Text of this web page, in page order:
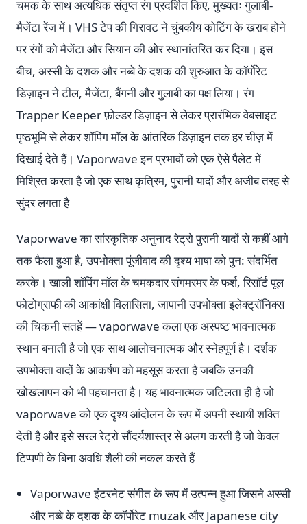
चमक के साथ अत्यधिक संतृप्त रंग प्रदर्शित किए, मुख्यतः गुलाबी-
मैजेंटा रेंज में। VHS टेप की गिरावट ने चुंबकीय कोटिंग के खराब होने
पर रंगों को मैजेंटा और सियान की ओर स्थानांतरित कर दिया। इस
बीच, अस्सी के दशक और नब्बे के दशक की शुरुआत के कॉर्पोरेट
डिज़ाइन ने टील, मैजेंटा, बैंगनी और गुलाबी का पक्ष लिया। रंग
Trapper Keeper फ़ोल्डर डिज़ाइन से लेकर प्रारंभिक वेबसाइट
पृष्ठभूमि से लेकर शॉपिंग मॉल के आंतरिक डिज़ाइन तक हर चीज़ में
दिखाई देते हैं। Vaporwave इन प्रभावों को एक ऐसे पैलेट में
मिश्रित करता है जो एक साथ कृत्रिम, पुरानी यादों और अजीब तरह से
सुंदर लगता है
Vaporwave का सांस्कृतिक अनुनाद रेट्रो पुरानी यादों से कहीं आगे
तक फैला हुआ है, उपभोक्ता पूंजीवाद की दृश्य भाषा को पुन: संदर्भित
करके। खाली शॉपिंग मॉल के चमकदार संगमरमर के फर्श, रिसॉर्ट पूल
फोटोग्राफी की आकांक्षी विलासिता, जापानी उपभोक्ता इलेक्ट्रॉनिक्स
की चिकनी सतहें — vaporwave कला एक अस्पष्ट भावनात्मक
स्थान बनाती है जो एक साथ आलोचनात्मक और स्नेहपूर्ण है। दर्शक
उपभोक्ता वादों के आकर्षण को महसूस करता है जबकि उनकी
खोखलापन को भी पहचानता है। यह भावनात्मक जटिलता ही है जो
vaporwave को एक दृश्य आंदोलन के रूप में अपनी स्थायी शक्ति
देती है और इसे सरल रेट्रो सौंदर्यशास्त्र से अलग करती है जो केवल
टिप्पणी के बिना अवधि शैली की नकल करते हैं
Vaporwave इंटरनेट संगीत के रूप में उत्पन्न हुआ जिसने अस्सी
और नब्बे के दशक के कॉर्पोरेट muzak और Japanese city